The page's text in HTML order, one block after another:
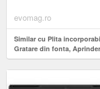
evomag.ro
Similar cu Plita
Gratare din fonta,